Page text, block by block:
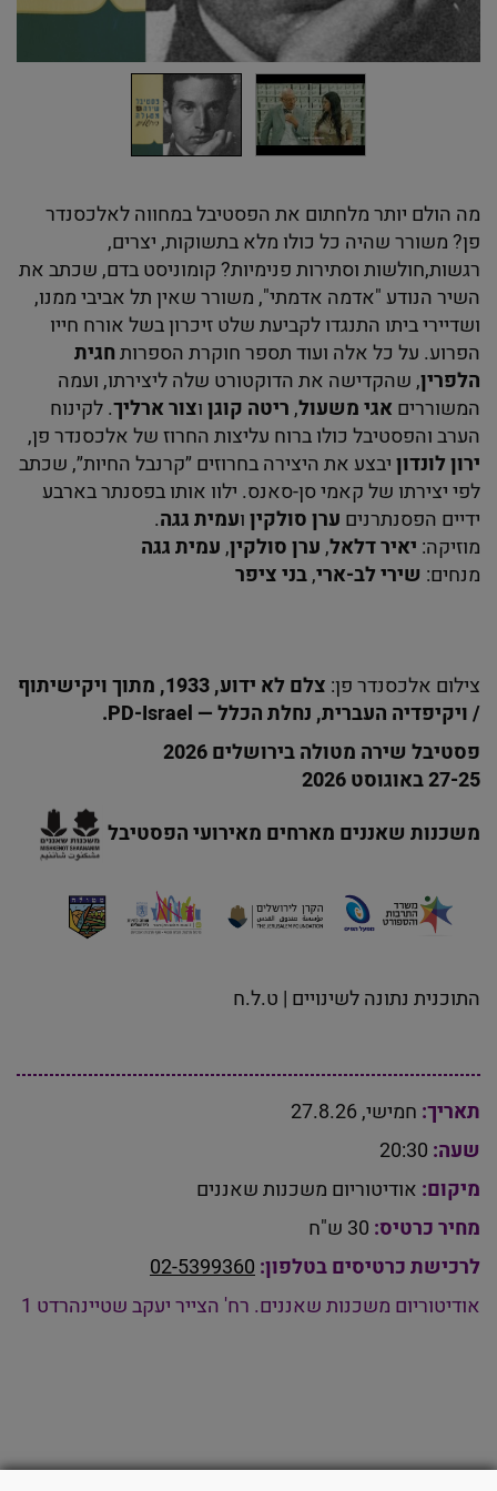
מה הולם יותר מלחתום את הפסטיבל במחווה לאלכסנדר
פן? משורר שהיה כל כולו מלא בתשוקות, יצרים,
רגשות,חולשות וסתירות פנימיות? קומוניסט בדם, שכתב את
השיר הנודע "אדמה אדמתי", משורר שאין תל אביבי ממנו,
ושדיירי ביתו התנגדו לקביעת שלט זיכרון בשל אורח חייו
הפרוע. על כל אלה ועוד תספר חוקרת הספרותחגית
הלפרין, שהקדישה את הדוקטורט שלה ליצירתו, ועמה
המשוררים אגי משעול,ריטה קוגןוצור ארליך. לקינוח
הערב והפסטיבל כולו ברוח עליצות החרוז של אלכסנדר פן,
ירון לונדוןיבצע את היצירה בחרוזים ״קרנבל החיות״, שכתב
לפי יצירתו של קאמי סן-סאנס. ילוו אותו בפסנתר בארבע
ידיים הפסנתרנים ערן סולקיןועמית גגה.
מוזיקה: יאיר דלאל,ערן סולקין,עמית גגה
מנחים: שירי לב-ארי,בני ציפר
צילום אלכסנדר פן:
צלם לא ידוע, 1933, מתוך ויקישיתוף
/ ויקיפדיה העברית, נחלת הכלל — PD-Israel.
פסטיבל שירה מטולה בירושלים 2026
27-25 באוגוסט 2026
משכנות שאננים מארחים מאירועי הפסטיבל
התוכנית נתונה לשינויים | ט.ל.ח
תאריך: חמישי, 27.8.26
שעה: 20:30
מיקום: אודיטוריום משכנות שאננים
מחיר כרטיס: 30 ש"ח
לרכישת כרטיסים בטלפון:02-5399360
אודיטוריום משכנות שאננים. רח' הצייר יעקב שטיינהרדט 1